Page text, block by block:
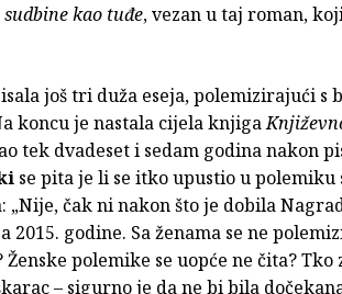
kao tuđe, vezan u taj roman,
još tri duža eseja, polemizirajući s
koncu je nastala cijela knjiga
tek dvadeset i sedam godina nakon
se pita je li se itko upustio u polemiku
čak ni nakon što je dobila
2015. godine. Sa ženama se ne
polemike se uopće ne čita? Tko
– sigurno je da ne bi bila